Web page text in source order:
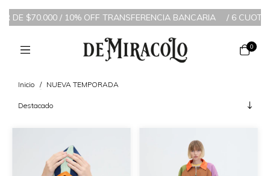
/ 10% OFF TRANSFERENCIA BANCARIA /6 CUOTAS SIN
0
Inicio / NUEVA TEMPORADA